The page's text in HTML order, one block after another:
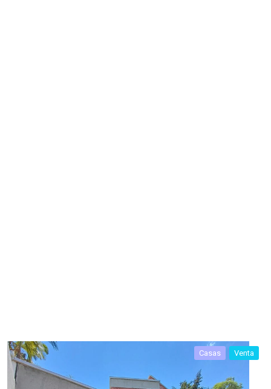
Casas Venta